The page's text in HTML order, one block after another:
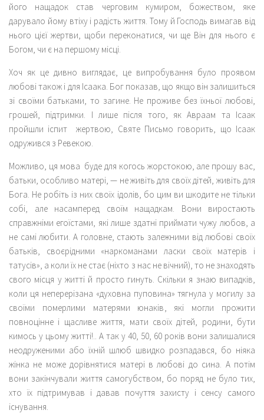
його нащадок став черговим кумиром, божеством, яке
дарувало йому втіху і радість життя. Тому й Господь вимагав від
нього цієї жертви, щоби переконатися, чи ще Він для нього є
Богом, чи є на першому місці.
Хоч як це дивно виглядає, це випробування було проявом
любові також і для Ісаака. Бог показав, що якщо він залишиться
зі своїми батьками, то загине. Не проживе без їхньої любові,
грошей, підтримки. І лише після того, як Авраам та Ісаак
пройшли іспит жертвою, Святе Письмо говорить, що Ісаак
одружився з Ревекою.
Можливо, ця мова буде для когось жорстокою, але прошу вас,
батьки, особливо матері, — не живіть для своїх дітей, живіть для
Бога. Не робіть із них своїх ідолів, бо цим ви шкодите не тільки
собі, але насамперед своїм нащадкам. Вони виростають
справжніми егоїстами, які лише здатні приймати чужу любов, а
не самі любити. А головне, стають залежними від любові своїх
батьків, своєрідними «наркоманами ласки своїх матерів і
татусів», а коли їх не стає (ніхто з нас не вічний), то не знаходять
свого місця у житті й просто гинуть. Скільки я знаю випадків,
коли ця неперерізана «духовна пуповина» тягнула у могилу за
своїми померлими матерями юнаків, які могли прожити
повноцінне і щасливе життя, мати своїх дітей, родини, бути
кимось у цьому житті!.. А так у 40, 50, 60 років вони залишалися
неодруженими або їхній шлюб швидко розпадався, бо ніяка
жінка не може дорівнятися матері в любові до сина. А потім
вони закінчували життя самогубством, бо поряд не було тих,
хто їх підтримував і давав почуття захисту і сенсу самого
існування.